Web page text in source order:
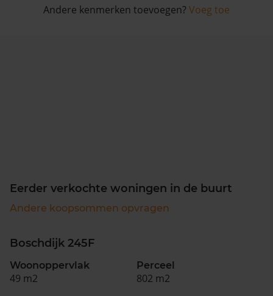
Andere kenmerken toevoegen? Voeg toe
Eerder verkochte woningen in de buurt
Andere koopsommen opvragen
Boschdijk 245F
Woonoppervlak
49 m2
Perceel
802 m2